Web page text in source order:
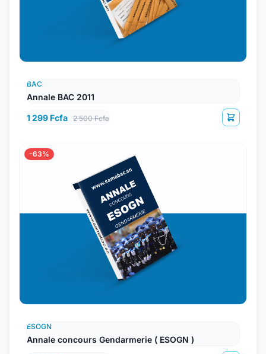
BAC
Annale BAC 2011
1 299 Fcfa 2 500 Fcfa
-63%
ESOGN
Annale concours Gendarmerie ( ESOGN )